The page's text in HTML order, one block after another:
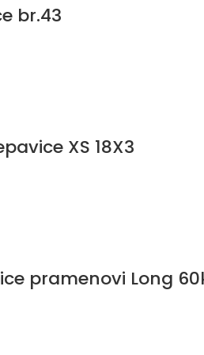
br.43
XS 18X3
pramenovi Long